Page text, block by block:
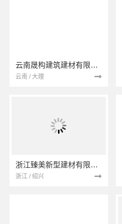
云南晟构建筑建材有限公司
云南 / 大理
浙江臻美新型建材有限公司
浙江 / 绍兴